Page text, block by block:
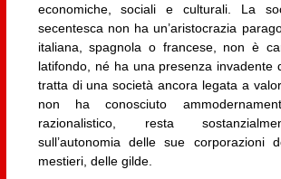
economiche, sociali e culturali. La
secentesca non ha un’aristocrazia
italiana, spagnola o francese, non è
latifondo, né ha una presenza invadente
tratta di una società ancora legata a
non ha conosciuto
razionalistico, resta
sull’autonomia delle sue corporazioni
mestieri, delle gilde.